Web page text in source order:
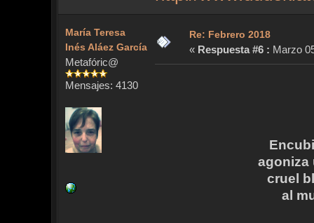
María Teresa
Inés Aláez García
Metafóric@
Mensajes: 4130
Re: Febrero 2018
« Respuesta #6 : Marzo
cruel
al